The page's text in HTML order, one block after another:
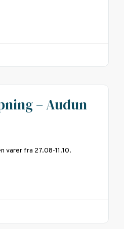
– Audun
varer fra 27.08-11.10.